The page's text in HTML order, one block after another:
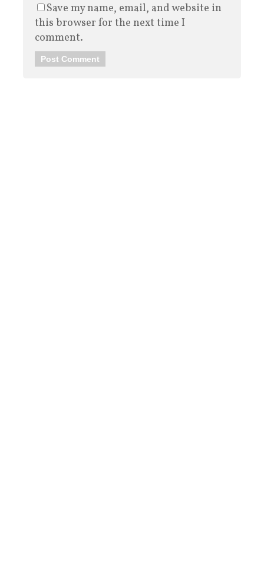
Save my name, email, and website in
this browser for the next time I
comment.